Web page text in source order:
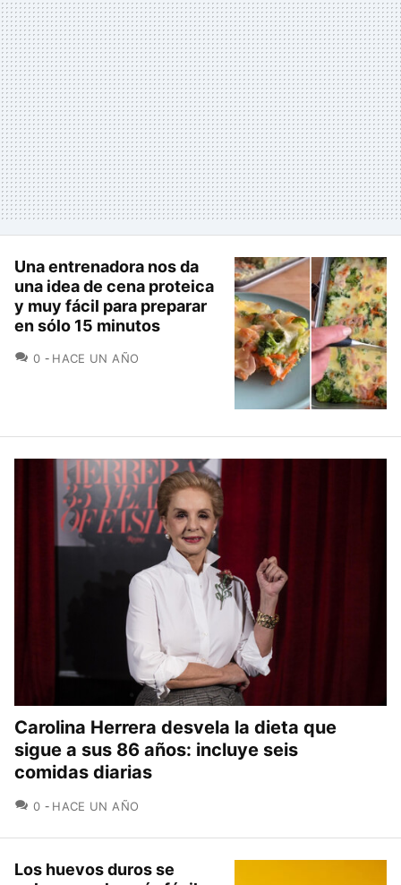
Una entrenadora nos da
una idea de cena proteica
y muy fácil para preparar
en sólo 15 minutos
0 COMENTARIOS
HACE UN AÑO
Carolina Herrera desvela la dieta que
sigue a sus 86 años: incluye seis
comidas diarias
0 COMENTARIOS
HACE UN AÑO
Los huevos duros se